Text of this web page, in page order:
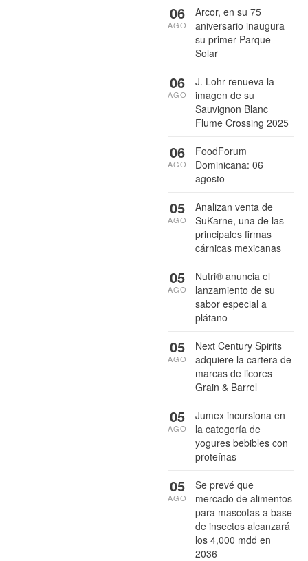
Arcor, en su 75
aniversario inaugura
su primer Parque
Solar
06
AGO
J. Lohr renueva la
imagen de su
Sauvignon Blanc
Flume Crossing 2025
06
AGO
FoodForum
Dominicana: 06
agosto
06
AGO
Analizan venta de
SuKarne, una de las
principales firmas
cárnicas mexicanas
05
AGO
Nutri® anuncia el
lanzamiento de su
sabor especial a
plátano
05
AGO
Next Century Spirits
adquiere la cartera de
marcas de licores
Grain & Barrel
05
AGO
Jumex incursiona en
la categoría de
yogures bebibles con
proteínas
05
AGO
Se prevé que
mercado de alimentos
para mascotas a base
de insectos alcanzará
los 4,000 mdd en
2036
05
AGO